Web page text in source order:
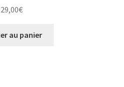
29,00€
au panier